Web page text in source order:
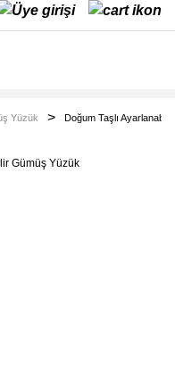
Yüzük Doğum Taşlı